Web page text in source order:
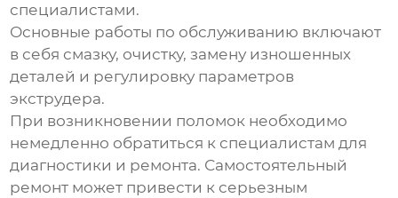
специалистами.
Основные работы по обслуживанию включают
в себя смазку, очистку, замену изношенных
деталей и регулировку параметров
экструдера.
При возникновении поломок необходимо
немедленно обратиться к специалистам для
диагностики и ремонта. Самостоятельный
ремонт может привести к серьезным